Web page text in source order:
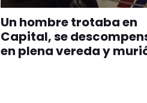
Un hombre trotaba en
Capital, se
en plena vereda y